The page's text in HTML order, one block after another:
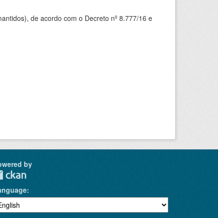
de acordo com o Decreto nº 8.777/16 e
by